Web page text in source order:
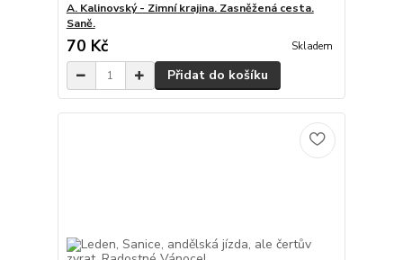
A. Kalinovský - Zimní krajina. Zasněžená cesta.
Saně.
70 Kč Skladem
Přidat do košíku